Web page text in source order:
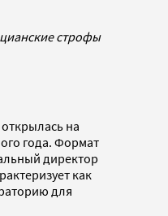
строфы
на
года. Формат
директор
как
для